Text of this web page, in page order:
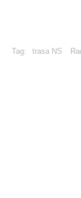
Tag: trasa NS